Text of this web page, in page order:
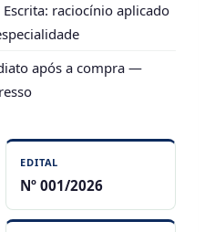
raciocínio aplicado
após a compra —
EDITAL
Nº 001/2026